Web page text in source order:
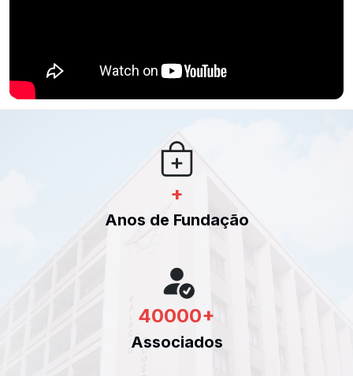
+
Anos de Fundação
40000+
Associados